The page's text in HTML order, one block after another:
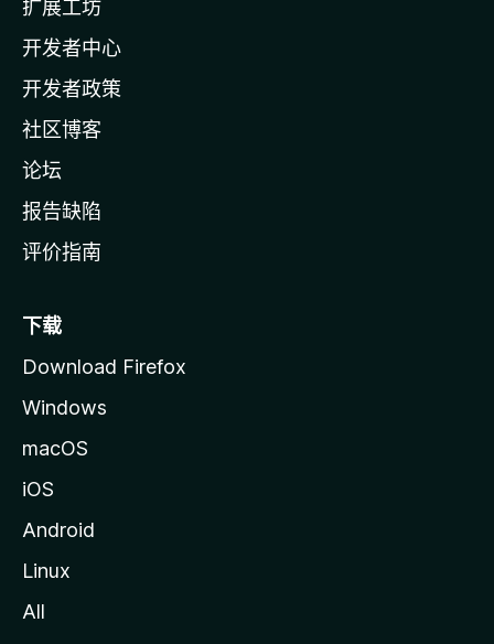
a
主
页
扩展工坊
开发者中心
开发者政策
社区博客
论坛
报告缺陷
评价指南
下载
Download Firefox
Windows
macOS
iOS
Android
Linux
All